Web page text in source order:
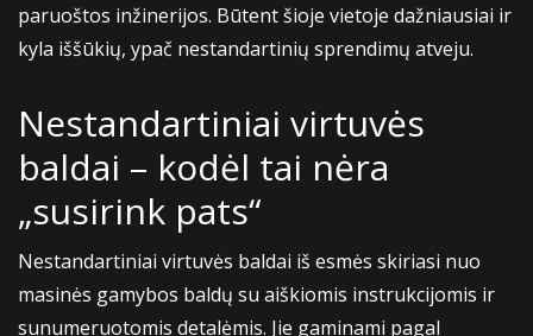
paruoštos inžinerijos. Būtent šioje vietoje dažniausiai ir
kyla iššūkių, ypač nestandartinių sprendimų atveju.
Nestandartiniai virtuvės
baldai – kodėl tai nėra
„susirink pats“
Nestandartiniai virtuvės baldai iš esmės skiriasi nuo
masinės gamybos baldų su aiškiomis instrukcijomis ir
sunumeruotomis detalėmis. Jie gaminami pagal